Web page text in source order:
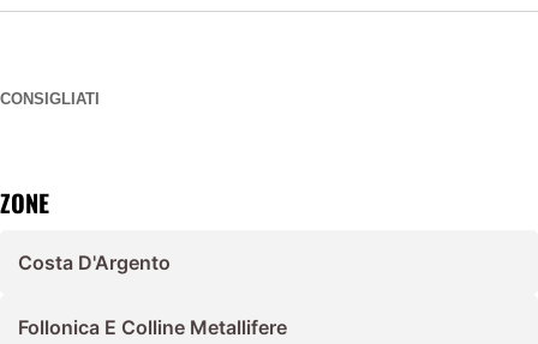
CONSIGLIATI
ZONE
Costa D'Argento
Follonica E Colline Metallifere